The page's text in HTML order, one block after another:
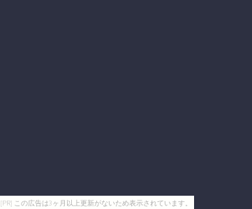
[PR] この広告は3ヶ月以上更新がないため表示されています。